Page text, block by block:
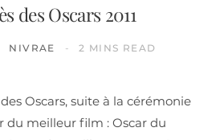
des Oscars 2011
NIVRAE 2 MINS READ
Oscars, suite à la cérémonie
du meilleur film : Oscar du